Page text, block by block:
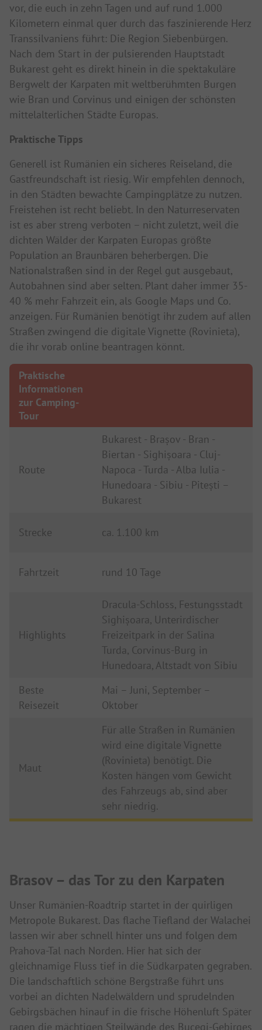
vor, die euch in zehn Tagen und auf rund 1.000
Kilometern einmal quer durch das faszinierende Herz
Transsilvaniens führt: Die Region Siebenbürgen.
Nach dem Start in der pulsierenden Hauptstadt
Bukarest geht es direkt hinein in die spektakuläre
Bergwelt der Karpaten mit weltberühmten Burgen
wie Bran und Corvinus und einigen der schönsten
mittelalterlichen Städte Europas.
Praktische Tipps
Generell ist Rumänien ein sicheres Reiseland, die
Gastfreundschaft ist riesig. Wir empfehlen dennoch,
in den Städten bewachte Campingplätze zu nutzen.
Freistehen ist recht beliebt. In den Naturreservaten
ist es aber streng verboten – nicht zuletzt, weil die
dichten Wälder der Karpaten Europas größte
Population an Braunbären beherbergen. Die
Nationalstraßen sind in der Regel gut ausgebaut,
Autobahnen sind aber selten. Plant daher immer 35-
40 % mehr Fahrzeit ein, als Google Maps und Co.
anzeigen. Für Rumänien benötigt ihr zudem auf allen
Straßen zwingend die digitale Vignette (Rovinieta),
die ihr vorab online beantragen könnt.
Praktische
Informationen
zur Camping-
Tour
Route
Bukarest - Brașov - Bran -
Biertan - Sighișoara - Cluj-
Napoca - Turda - Alba Iulia -
Hunedoara - Sibiu - Pitești –
Bukarest
Strecke ca. 1.100 km
Fahrtzeit rund 10 Tage
Highlights
Dracula-Schloss, Festungsstadt
Sighișoara, Unterirdischer
Freizeitpark in der Salina
Turda, Corvinus-Burg in
Hunedoara, Altstadt von Sibiu
Beste
Reisezeit
Mai – Juni, September –
Oktober
Maut
Für alle Straßen in Rumänien
wird eine digitale Vignette
(Rovinieta) benötigt. Die
Kosten hängen vom Gewicht
des Fahrzeugs ab, sind aber
sehr niedrig.
Brasov – das Tor zu den Karpaten
Unser Rumänien-Roadtrip startet in der quirligen
Metropole Bukarest. Das flache Tiefland der Walachei
lassen wir aber schnell hinter uns und folgen dem
Prahova-Tal nach Norden. Hier hat sich der
gleichnamige Fluss tief in die Südkarpaten gegraben.
Die landschaftlich schöne Bergstraße führt uns
vorbei an dichten Nadelwäldern und sprudelnden
Gebirgsbächen hinauf in die frische Höhenluft Später
ragen die mächtigen Steilwände des Bucegi-Gebirges